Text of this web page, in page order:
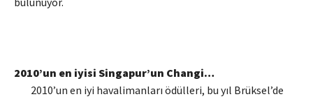
2010’un en iyisi Singapur’un Changi…
2010’un en iyi havalimanları ödülleri, bu yıl Brüksel’de